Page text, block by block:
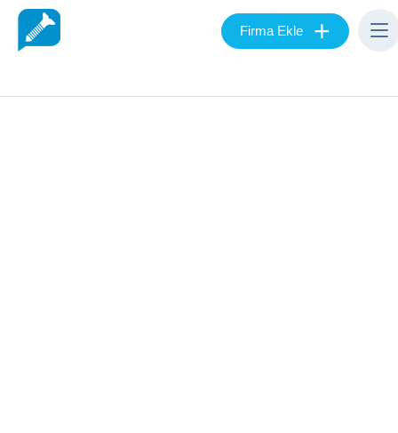
Firma Ekle +